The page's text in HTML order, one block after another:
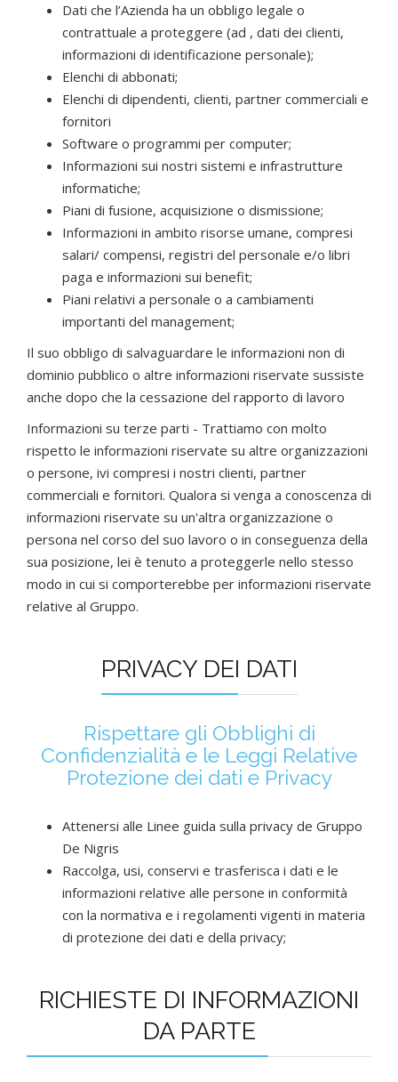
Dati che l’Azienda ha un obbligo legale o
contrattuale a proteggere (ad , dati dei clienti,
informazioni di identificazione personale);
Elenchi di abbonati;
Elenchi di dipendenti, clienti, partner commerciali e
fornitori
Software o programmi per computer;
Informazioni sui nostri sistemi e infrastrutture
informatiche;
Piani di fusione, acquisizione o dismissione;
Informazioni in ambito risorse umane, compresi
salari/ compensi, registri del personale e/o libri
paga e informazioni sui benefit;
Piani relativi a personale o a cambiamenti
importanti del management;
Il suo obbligo di salvaguardare le informazioni non di
dominio pubblico o altre informazioni riservate sussiste
anche dopo che la cessazione del rapporto di lavoro
Informazioni su terze parti - Trattiamo con molto
rispetto le informazioni riservate su altre organizzazioni
o persone, ivi compresi i nostri clienti, partner
commerciali e fornitori. Qualora si venga a conoscenza di
informazioni riservate su un'altra organizzazione o
persona nel corso del suo lavoro o in conseguenza della
sua posizione, lei è tenuto a proteggerle nello stesso
modo in cui si comporterebbe per informazioni riservate
relative al Gruppo.
PRIVACY DEI DATI
Rispettare gli Obblighi di
Confidenzialità e le Leggi Relative
Protezione dei dati e Privacy
Attenersi alle Linee guida sulla privacy de Gruppo
De Nigris
Raccolga, usi, conservi e trasferisca i dati e le
informazioni relative alle persone in conformità
con la normativa e i regolamenti vigenti in materia
di protezione dei dati e della privacy;
RICHIESTE DI INFORMAZIONI
DA PARTE